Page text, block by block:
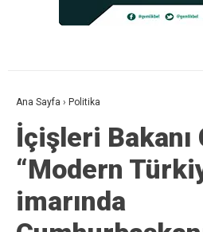
Ana Sayfa › Politika
İçişleri
“Modern
imarında